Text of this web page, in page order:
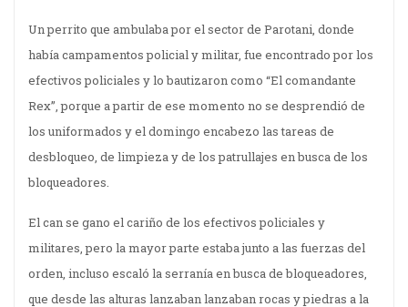
Un perrito que ambulaba por el sector de Parotani, donde
había campamentos policial y militar, fue encontrado por los
efectivos policiales y lo bautizaron como “El comandante
Rex”, porque a partir de ese momento no se desprendió de
los uniformados y el domingo encabezo las tareas de
desbloqueo, de limpieza y de los patrullajes en busca de los
bloqueadores.
El can se gano el cariño de los efectivos policiales y
militares, pero la mayor parte estaba junto a las fuerzas del
orden, incluso escaló la serranía en busca de bloqueadores,
que desde las alturas lanzaban lanzaban rocas y piedras a la